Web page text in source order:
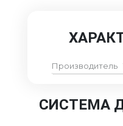
Производитель
СИСТЕМА